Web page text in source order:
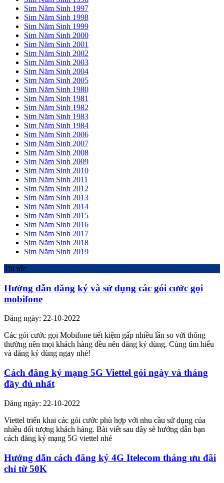
Sim Năm Sinh 1997
Sim Năm Sinh 1998
Sim Năm Sinh 1999
Sim Năm Sinh 2000
Sim Năm Sinh 2001
Sim Năm Sinh 2002
Sim Năm Sinh 2003
Sim Năm Sinh 2004
Sim Năm Sinh 2005
Sim Năm Sinh 1980
Sim Năm Sinh 1981
Sim Năm Sinh 1982
Sim Năm Sinh 1983
Sim Năm Sinh 1984
Sim Năm Sinh 2006
Sim Năm Sinh 2007
Sim Năm Sinh 2008
Sim Năm Sinh 2009
Sim Năm Sinh 2010
Sim Năm Sinh 2011
Sim Năm Sinh 2012
Sim Năm Sinh 2013
Sim Năm Sinh 2014
Sim Năm Sinh 2015
Sim Năm Sinh 2016
Sim Năm Sinh 2017
Sim Năm Sinh 2018
Sim Năm Sinh 2019
Tin tức
Hướng dẫn đăng ký và sử dụng các gói cước gọi
mobifone
Đăng ngày: 22-10-2022
Các gói cước gọi Mobifone tiết kiệm gấp nhiều lần so với thông
thường nên mọi khách hàng đều nên đăng ký dùng. Cùng tìm hiểu
và đăng ký dùng ngay nhé!
Cách đăng ký mạng 5G Viettel gói ngày và tháng
đầy đủ nhất
Đăng ngày: 22-10-2022
Viettel triển khai các gói cước phù hợp với nhu cầu sử dụng của
nhiều đối tượng khách hàng. Bài viết sau đây sẽ hướng dẫn bạn
cách đăng ký mạng 5G viettel nhé
Hướng dẫn cách đăng ký 4G Itelecom tháng ưu đãi
chỉ từ 50K